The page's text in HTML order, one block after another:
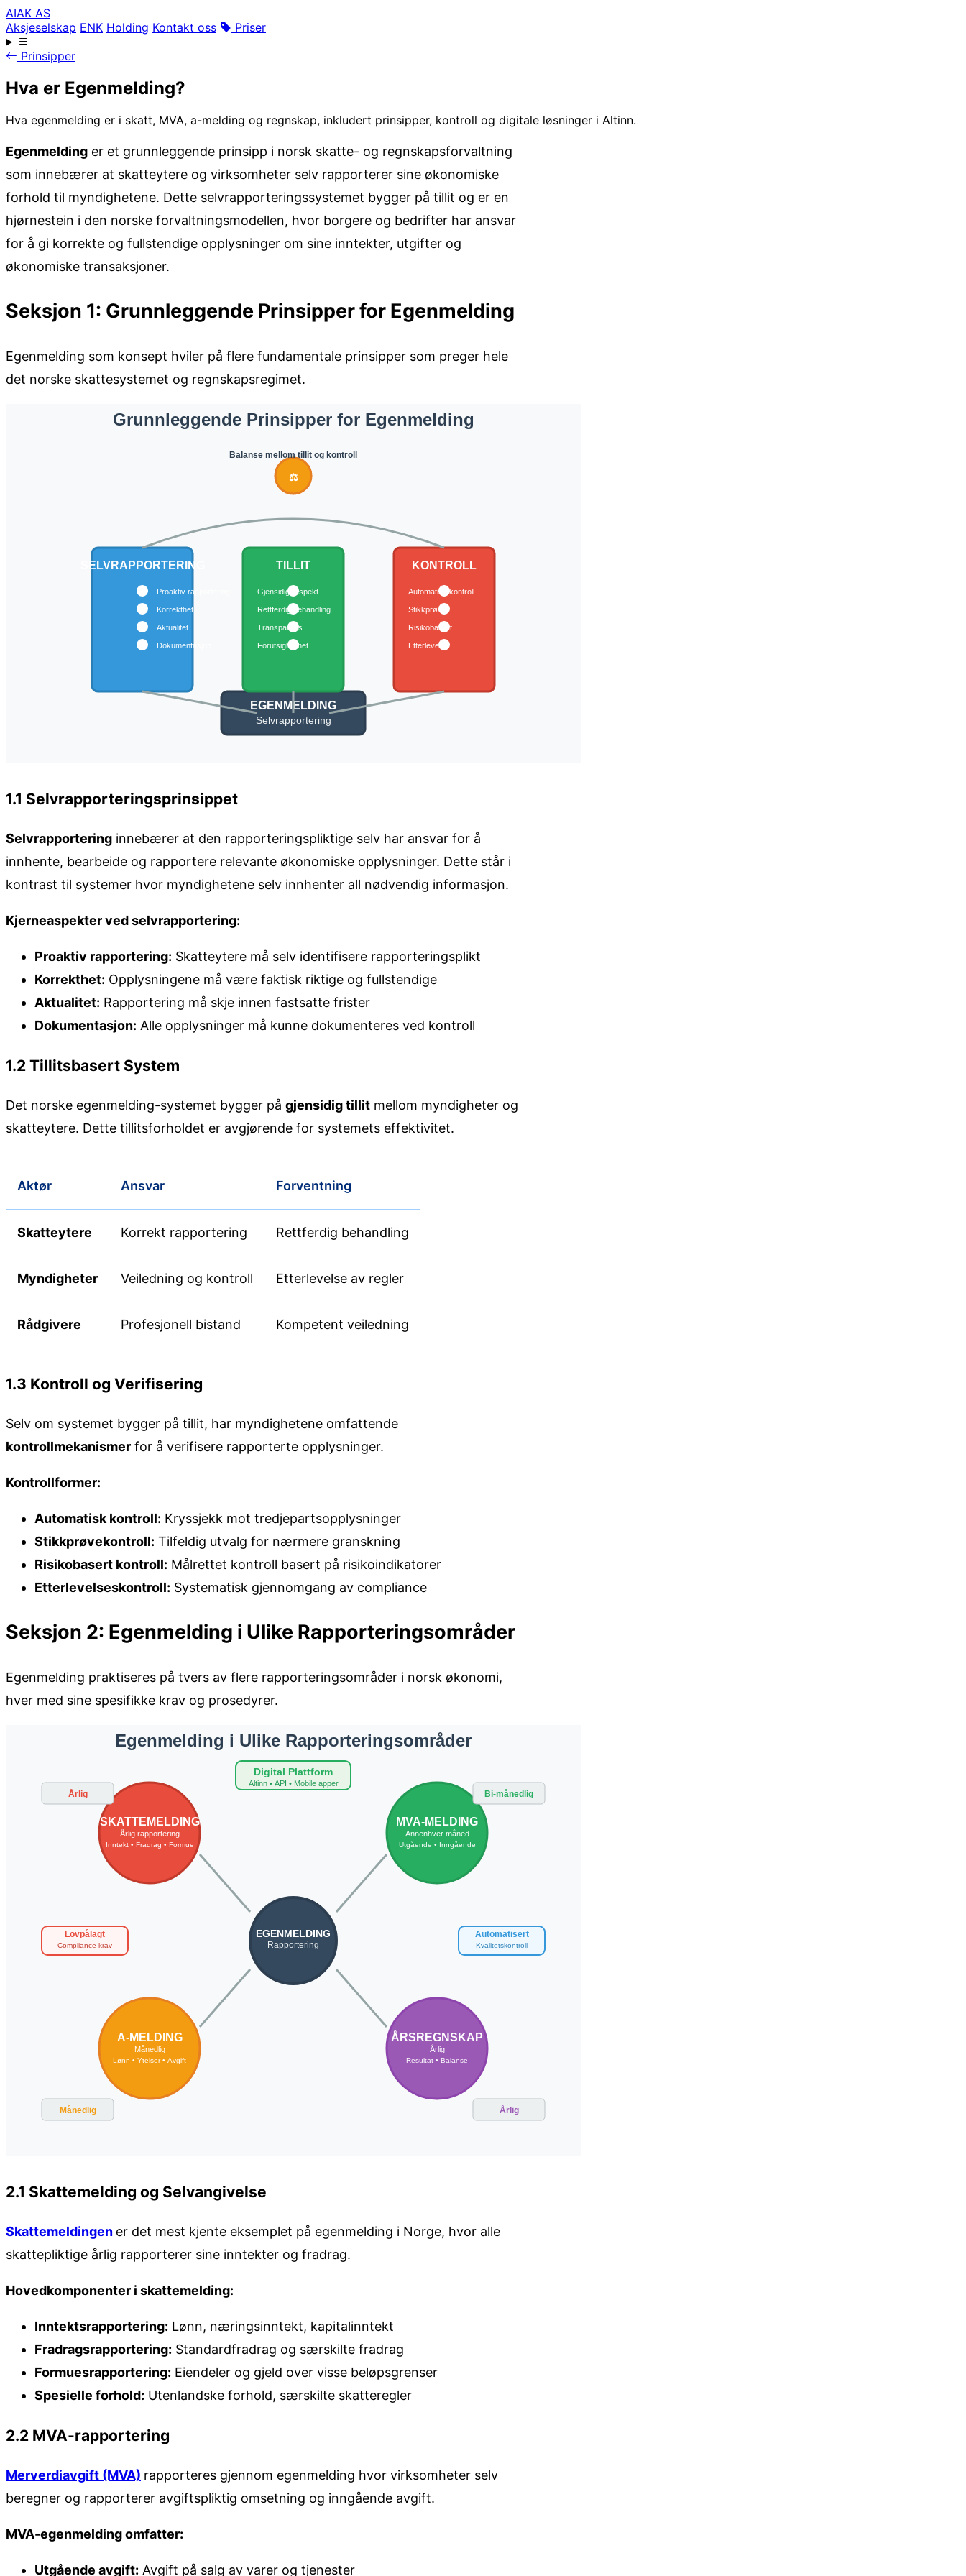
AIAK AS
Aksjeselskap ENK Holding Kontakt oss
Priser
Prinsipper
Hva er Egenmelding?
Hva egenmelding er i skatt, MVA, a-melding og regnskap, inkludert prinsipper, kontroll og digitale løsninger i Altinn.
Egenmelding er et grunnleggende prinsipp i norsk skatte- og regnskapsforvaltning
som innebærer at skatteytere og virksomheter selv rapporterer sine økonomiske
forhold til myndighetene. Dette selvrapporteringssystemet bygger på tillit og er en
hjørnestein i den norske forvaltningsmodellen, hvor borgere og bedrifter har ansvar
for å gi korrekte og fullstendige opplysninger om sine inntekter, utgifter og
økonomiske transaksjoner.
Seksjon 1: Grunnleggende Prinsipper for Egenmelding
Egenmelding som konsept hviler på flere fundamentale prinsipper som preger hele
det norske skattesystemet og regnskapsregimet.
1.1 Selvrapporteringsprinsippet
Selvrapportering innebærer at den rapporteringspliktige selv har ansvar for å
innhente, bearbeide og rapportere relevante økonomiske opplysninger. Dette står i
kontrast til systemer hvor myndighetene selv innhenter all nødvendig informasjon.
Kjerneaspekter ved selvrapportering:
Proaktiv rapportering: Skatteytere må selv identifisere rapporteringsplikt
Korrekthet: Opplysningene må være faktisk riktige og fullstendige
Aktualitet: Rapportering må skje innen fastsatte frister
Dokumentasjon: Alle opplysninger må kunne dokumenteres ved kontroll
1.2 Tillitsbasert System
Det norske egenmelding-systemet bygger på gjensidig tillit mellom myndigheter og
skatteytere. Dette tillitsforholdet er avgjørende for systemets effektivitet.
Aktør Ansvar Forventning
Skatteytere Korrekt rapportering Rettferdig behandling
Myndigheter Veiledning og kontroll Etterlevelse av regler
Rådgivere Profesjonell bistand Kompetent veiledning
1.3 Kontroll og Verifisering
Selv om systemet bygger på tillit, har myndighetene omfattende
kontrollmekanismer for å verifisere rapporterte opplysninger.
Kontrollformer:
Automatisk kontroll: Kryssjekk mot tredjepartsopplysninger
Stikkprøvekontroll: Tilfeldig utvalg for nærmere granskning
Risikobasert kontroll: Målrettet kontroll basert på risikoindikatorer
Etterlevelseskontroll: Systematisk gjennomgang av compliance
Seksjon 2: Egenmelding i Ulike Rapporteringsområder
Egenmelding praktiseres på tvers av flere rapporteringsområder i norsk økonomi,
hver med sine spesifikke krav og prosedyrer.
2.1 Skattemelding og Selvangivelse
Skattemeldingen er det mest kjente eksemplet på egenmelding i Norge, hvor alle
skattepliktige årlig rapporterer sine inntekter og fradrag.
Hovedkomponenter i skattemelding:
Inntektsrapportering: Lønn, næringsinntekt, kapitalinntekt
Fradragsrapportering: Standardfradrag og særskilte fradrag
Formuesrapportering: Eiendeler og gjeld over visse beløpsgrenser
Spesielle forhold: Utenlandske forhold, særskilte skatteregler
2.2 MVA-rapportering
Merverdiavgift (MVA) rapporteres gjennom egenmelding hvor virksomheter selv
beregner og rapporterer avgiftspliktig omsetning og inngående avgift.
MVA-egenmelding omfatter:
Utgående avgift: Avgift på salg av varer og tjenester